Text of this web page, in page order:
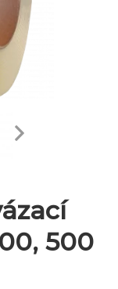
500